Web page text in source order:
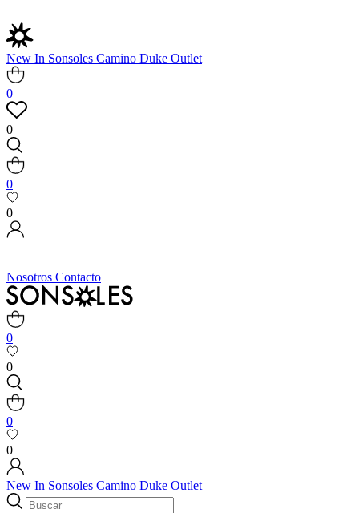
New In Sonsoles Camino Duke Outlet
0
0
0
0
Nosotros Contacto
0
0
0
0
New In Sonsoles Camino Duke Outlet